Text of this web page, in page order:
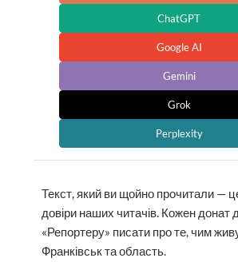
ChatGPT
Google AI
Gemini
Grok
Perplexity
Текст, який ви щойно прочитали —
довіри наших читачів. Кожен донат
«Репортеру» писати про те, чим
Франківськ та область.